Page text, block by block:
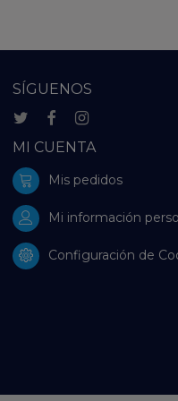
SÍGUENOS
MI CUENTA
Mis pedidos
Mi información
Configuración de